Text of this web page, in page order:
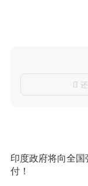

印度政府将向全
付！